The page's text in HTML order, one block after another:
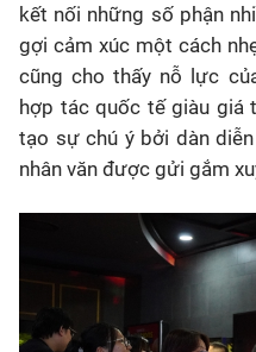
kết nối những số phận
gợi cảm xúc một cách
cũng cho thấy nỗ lực
hợp tác quốc tế giàu giá
tạo sự chú ý bởi dàn
nhân văn được gửi gắm